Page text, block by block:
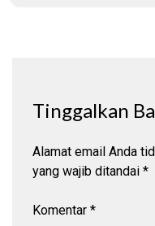
Tinggalkan
Alamat email Anda
yang wajib ditandai *
Komentar *